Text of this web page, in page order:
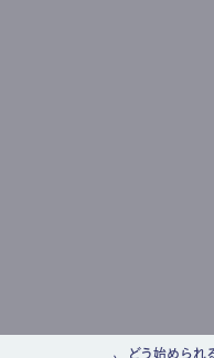
どう始められ